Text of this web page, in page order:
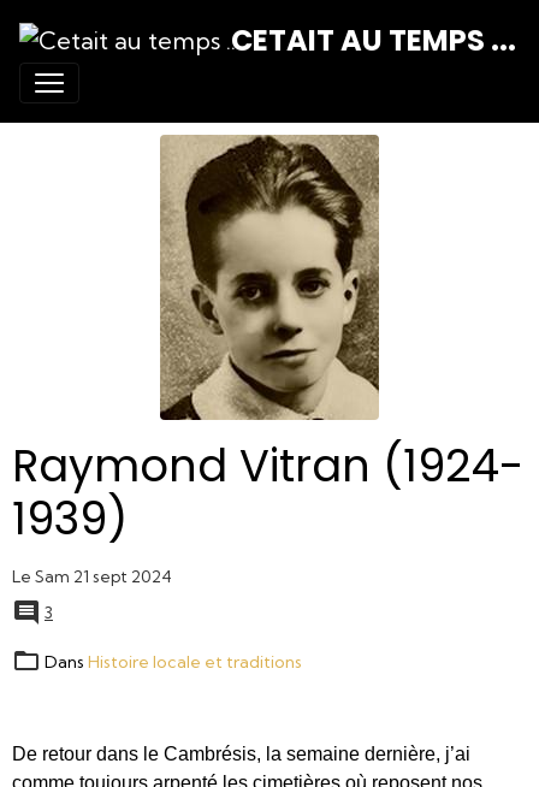
CETAIT AU TEMPS ...
Raymond Vitran (1924-
1939)
Le Sam 21 sept 2024
3
Dans Histoire locale et traditions
De retour dans le Cambrésis, la semaine dernière, j’ai
comme toujours arpenté les cimetières où reposent nos